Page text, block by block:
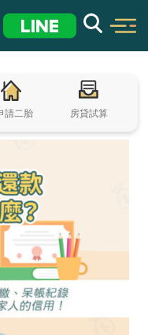
請二胎 房貸試算